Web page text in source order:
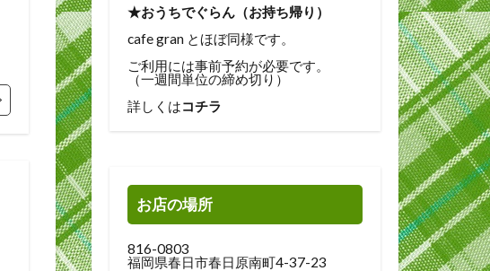
★おうちでぐらん（お持ち帰り）
cafe gran とほぼ同様です。
ご利用には事前予約が必要です。
（一週間単位の締め切り）
詳しくはコチラ
お店の場所
816-0803
福岡県春日市春日原南町4-37-23